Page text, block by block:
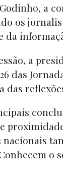
a
os
da
a
das
das
o